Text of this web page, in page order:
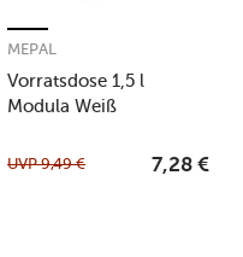
Vorratsdose 1,5 l
Modula Weiß
MEPAL
UVP9,49 € 7,28 €